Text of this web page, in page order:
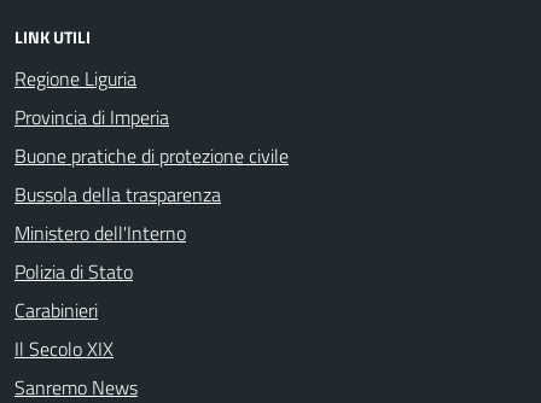
LINK UTILI
Regione Liguria
Provincia di Imperia
Buone pratiche di protezione civile
Bussola della trasparenza
Ministero dell'Interno
Polizia di Stato
Carabinieri
Il Secolo XIX
Sanremo News